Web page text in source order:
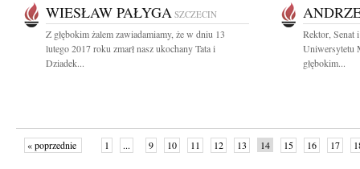
WIESŁAW PAŁYGA SZCZECIN
Z głębokim żalem zawiadamiamy, że w dniu 13
lutego 2017 roku zmarł nasz ukochany Tata i
Dziadek...
Rektor, Senat
Uniwersytetu
głębokim...
« poprzednie 1 ... 9 10 11 12 13 14 15 16 17